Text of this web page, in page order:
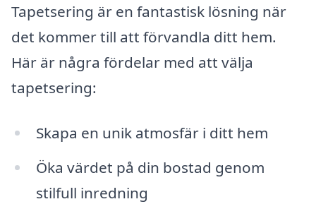
Tapetsering är en fantastisk lösning när
det kommer till att förvandla ditt hem.
Här är några fördelar med att välja
tapetsering:
Skapa en unik atmosfär i ditt hem
Öka värdet på din bostad genom
stilfull inredning